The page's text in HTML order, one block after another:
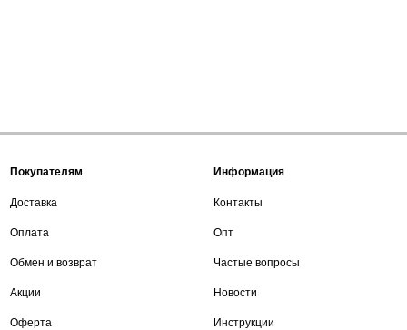
Покупателям
Доставка
Оплата
Обмен и возврат
Акции
Оферта
Информация
Контакты
Опт
Частые вопросы
Новости
Инструкции